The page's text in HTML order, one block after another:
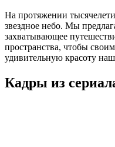
На протяжении
звездное небо. Мы
захватывающее
пространства, чтобы
удивительную красоту
Кадры из